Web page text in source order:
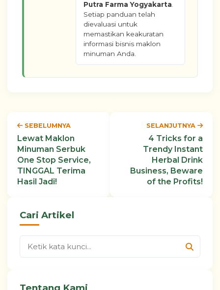
Putra Farma Yogyakarta.
Setiap panduan telah
dievaluasi untuk
memastikan keakuratan
informasi bisnis maklon
minuman Anda.
SEBELUMNYA
Lewat Maklon
Minuman Serbuk
One Stop Service,
TINGGAL Terima
Hasil Jadi!
SELANJUTNYA
4 Tricks for a
Trendy Instant
Herbal Drink
Business, Beware
of the Profits!
Cari Artikel